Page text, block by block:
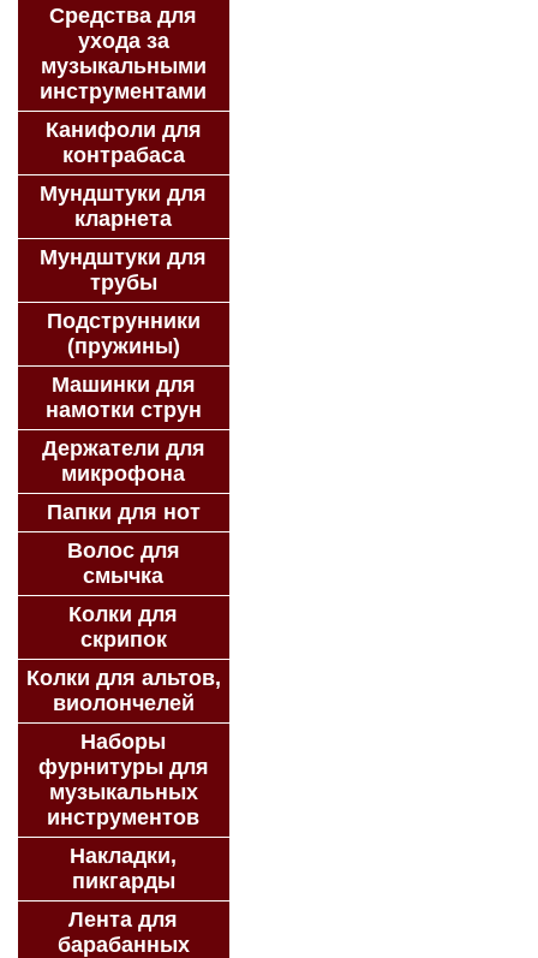
Средства для
ухода за
музыкальными
инструментами
Канифоли для
контрабаса
Мундштуки для
кларнета
Мундштуки для
трубы
Подструнники
(пружины)
Машинки для
намотки струн
Держатели для
микрофона
Папки для нот
Волос для
смычка
Колки для
скрипок
Колки для альтов,
виолончелей
Наборы
фурнитуры для
музыкальных
инструментов
Накладки,
пикгарды
Лента для
барабанных